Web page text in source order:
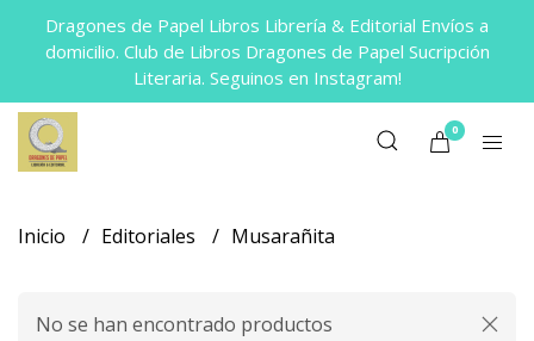
Dragones de Papel Libros Librería & Editorial Envíos a
domicilio. Club de Libros Dragones de Papel Sucripción
Literaria. Seguinos en Instagram!
0
Inicio Editoriales Musarañita
No se han encontrado productos